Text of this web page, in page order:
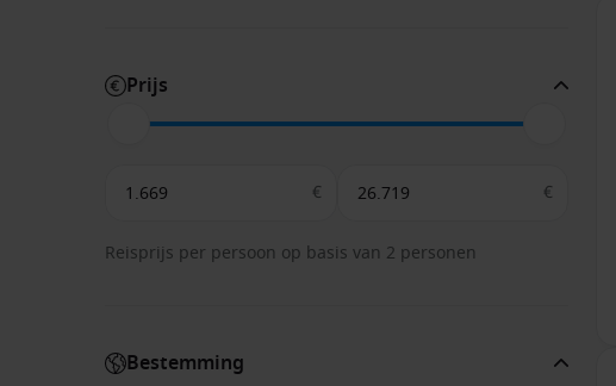
Prijs
€ €
Reisprijs per persoon op basis van 2 personen
Bestemming